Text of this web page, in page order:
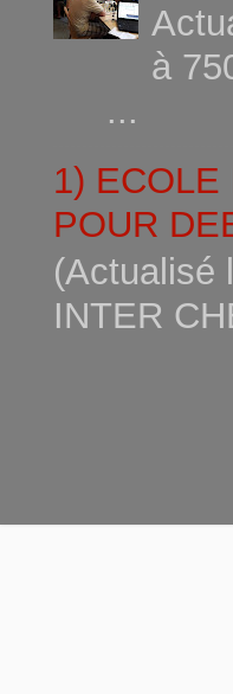
à
...
1)
POUR
(Actualisé
INTER